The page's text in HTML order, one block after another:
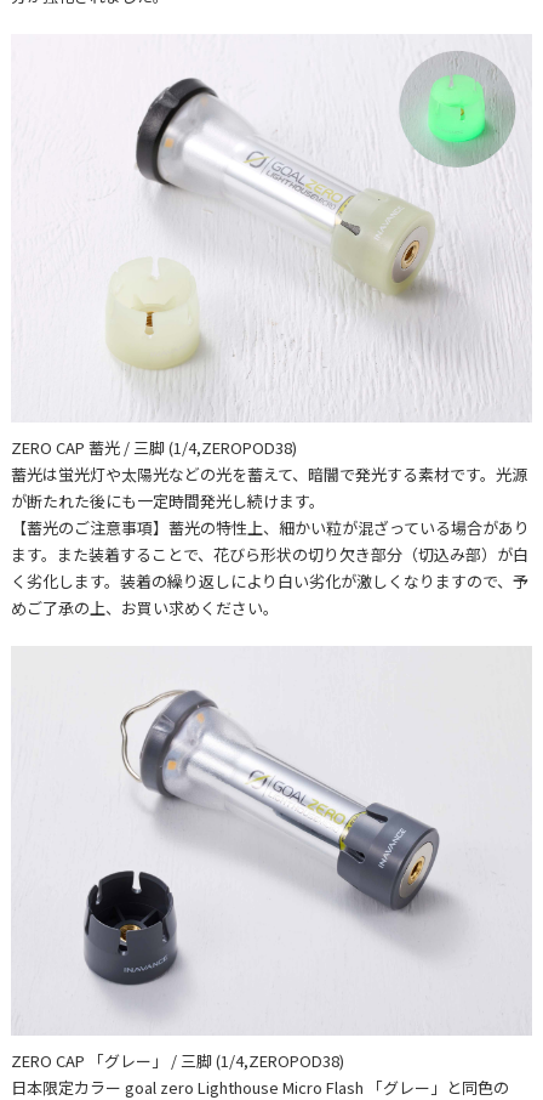
ZERO CAP 蓄光 / 三脚 (1/4,ZEROPOD38)
蓄光は蛍光灯や太陽光などの光を蓄えて、暗闇で発光する素材です。光源
が断たれた後にも⼀定時間発光し続けます。
【蓄光のご注意事項】蓄光の特性上、細かい粒が混ざっている場合があり
ます。また装着することで、花びら形状の切り欠き部分（切込み部）が白
く劣化します。装着の繰り返しにより白い劣化が激しくなりますので、予
めご了承の上、お買い求めください。
ZERO CAP 「グレー」 / 三脚 (1/4,ZEROPOD38)
日本限定カラー goal zero Lighthouse Micro Flash 「グレー」と同色の